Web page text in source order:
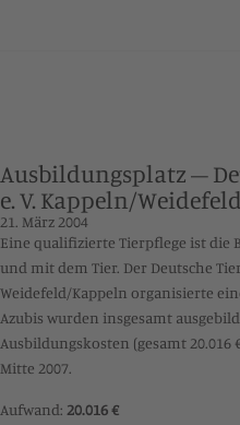
Ausbildungsplatz –
e. V. Kappeln/Weidefeld
21. März 2004
Eine qualifizierte Tierpflege ist die
und mit dem Tier. Der Deutsche
Weidefeld/Kappeln organisierte
Azubis wurden insgesamt
Ausbildungskosten (gesamt
Mitte 2007.
Aufwand: 20.016 €